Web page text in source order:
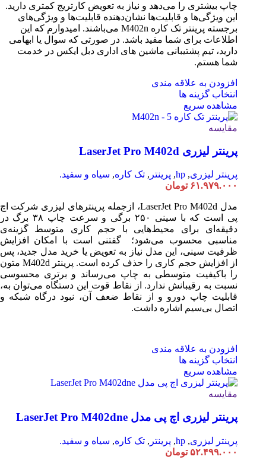
چاپ بیشتری را می‌دهد و نیاز به تعویض کارتریج کمتری دارید.
این ویژگی‌ها و قابلیت‌ها نشان‌دهنده قابلیت‌ها و ویژگی‌های
برجسته پرینتر تک کاره M402n می‌باشند. امیدوارم که این
اطلاعات برای شما مفید باشد. در صورتی که سوال یا ابهامی
دارید، تیم پشتیبانی ماشین های اداری دبل ایکس در خدمت
شما هستم.
افزودن به علاقه مندی
انتخاب گزینه ها
مشاهده سریع
مقایسه
پرینتر لیزری LaserJet Pro M402d
پرینتر لیزری,
hp
, پرینتر , تک کاره, سیاه و سفید.
۶۱.۹۷۹.۰۰۰ تومان
مدل LaserJet Pro M402d، ازجمله پرینترهای لیزری شرکت اچ
پی است که با سینی ۲۵۰ برگی و سرعت چاپ ۳۸ برگ در
دقیقه‌ای برای محیط‌هایی با حجم کاری متوسط گزینه‌ی
مناسبی محسوب می‌شود؛ گفتنی است با امکان افزایش
ظرفیت سینی، این مدل نیاز به تعویض یا خرید مدل جدید، پس
از افزایش حجم کاری را حذف کرده است. پرینتر M402d متون
را باکیفیت متوسطی به چاپ می‌رساند و برتری محسوسی
نسبت به رقیبانش ندارد. از نقاط قوت این دستگاه می‌توان به،
قابلیت چاپ دورو و از نقاط ضعف آن، نبود درگاه شبکه و
اتصال بی‌سیم اشاره داشت.
افزودن به علاقه مندی
انتخاب گزینه ها
مشاهده سریع
مقایسه
پرینتر لیزری اچ پی مدل LaserJet Pro M402dne
پرینتر لیزری,
hp
, پرینتر , تک کاره, سیاه و سفید.
۵۲.۴۹۹.۰۰۰ تومان